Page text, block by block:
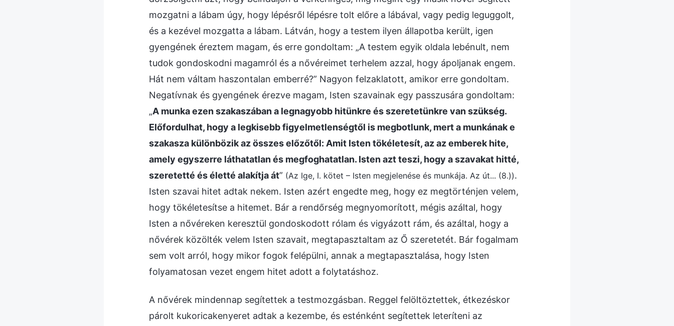
mozgatni a lábam úgy, hogy lépésről lépésre tolt előre a lábával, vagy pedig leguggolt,
és a kezével mozgatta a lábam. Látván, hogy a testem ilyen állapotba került, igen
gyengének éreztem magam, és erre gondoltam: „A testem egyik oldala lebénult, nem
tudok gondoskodni magamról és a nővéreimet terhelem azzal, hogy ápoljanak engem.
Hát nem váltam haszontalan emberré?” Nagyon felzaklatott, amikor erre gondoltam.
Negatívnak és gyengének érezve magam, Isten szavainak egy passzusára gondoltam:
„A munka ezen szakaszában a legnagyobb hitünkre és szeretetünkre van szükség.
Előfordulhat, hogy a legkisebb figyelmetlenségtől is megbotlunk, mert a munkának e
szakasza különbözik az összes előzőtől: Amit Isten tökéletesít, az az emberek hite,
amely egyszerre láthatatlan és megfoghatatlan. Isten azt teszi, hogy a szavakat hitté,
szeretetté és életté alakítja át” (Az Ige, I. kötet – Isten megjelenése és munkája. Az út... (8.)).
Isten szavai hitet adtak nekem. Isten azért engedte meg, hogy ez megtörténjen velem,
hogy tökéletesítse a hitemet. Bár a rendőrség megnyomorított, mégis azáltal, hogy
Isten a nővéreken keresztül gondoskodott rólam és vigyázott rám, és azáltal, hogy a
nővérek közölték velem Isten szavait, megtapasztaltam az Ő szeretetét. Bár fogalmam
sem volt arról, hogy mikor fogok felépülni, annak a megtapasztalása, hogy Isten
folyamatosan vezet engem hitet adott a folytatáshoz.
A nővérek mindennap segítettek a testmozgásban. Reggel felöltöztettek, étkezéskor
párolt kukoricakenyeret adtak a kezembe, és esténként segítettek leteríteni az